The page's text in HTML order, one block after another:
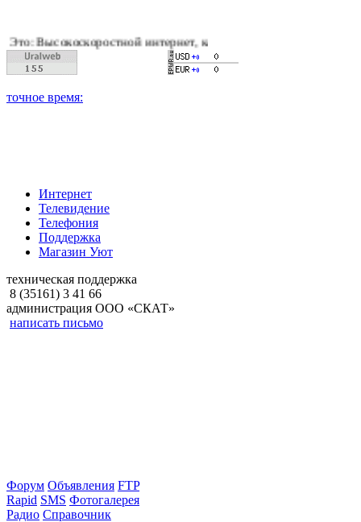
интернет, качественное цифровое и кабельное
Интернет
Телевидение
Телефония
Поддержка
Магазин Уют
техническая поддержка
8 (35161) 3 41 66
администрация ООО «СКАТ»
написать письмо
Форум Объявления FTP
Rapid SMS Фотогалерея
Радио Справочник